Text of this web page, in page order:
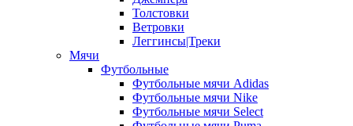
Толстовки
Ветровки
Леггинсы|Треки
Мячи
Футбольные
Футбольные мячи Adidas
Футбольные мячи Nike
Футбольные мячи Select